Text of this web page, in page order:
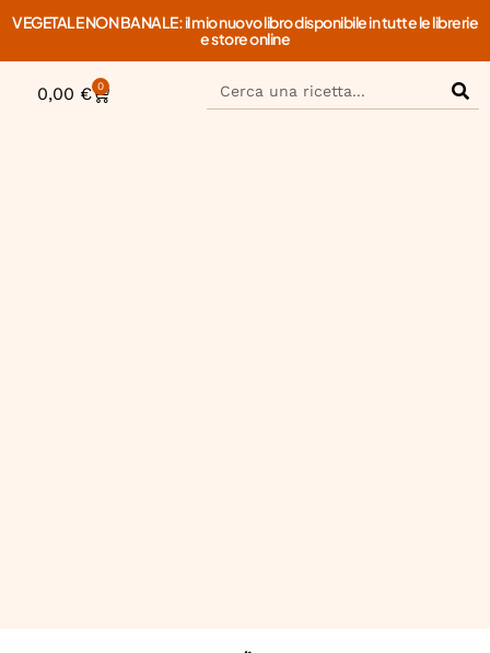
VEGETALE NON BANALE: il mio nuovo libro disponibile in tutte le librerie
e store online
0,00 € 0